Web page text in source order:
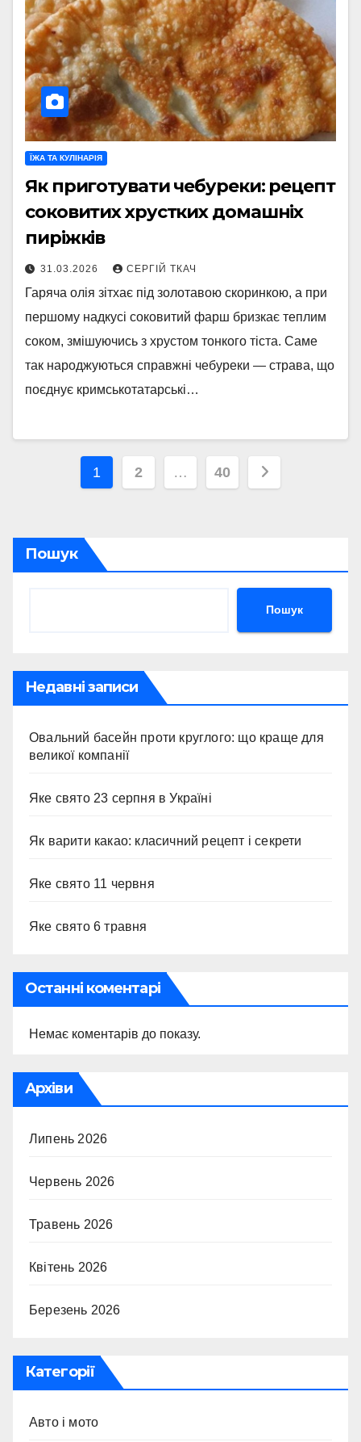
ЇЖА ТА КУЛІНАРІЯ
Як приготувати чебуреки: рецепт
соковитих хрустких домашніх
пиріжків
31.03.2026 СЕРГІЙ ТКАЧ
Гаряча олія зітхає під золотавою скоринкою, а при
першому надкусі соковитий фарш бризкає теплим
соком, змішуючись з хрустом тонкого тіста. Саме
так народжуються справжні чебуреки — страва, що
поєднує кримськотатарські…
Пагінація
1 2 … 40
Пошук
Пошук
Недавні записи
Овальний басейн проти круглого: що краще для
великої компанії
Яке свято 23 серпня в Україні
Як варити какао: класичний рецепт і секрети
Яке свято 11 червня
Яке свято 6 травня
Останні коментарі
Немає коментарів до показу.
Архіви
Липень 2026
Червень 2026
Травень 2026
Квітень 2026
Березень 2026
Категорії
Авто і мото